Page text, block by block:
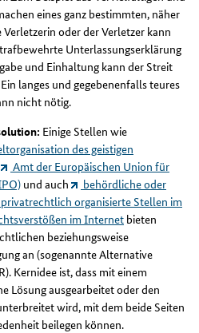
eines ganz bestimmten, näher
oder der Verletzer kann
Unterlassungserklärung
und Einhaltung kann der Streit
langes und gegebenenfalls teures
nicht nötig.
Einige Stellen wie
des geistigen
Amt der Europäischen Union für
und auch
behördliche oder
organisierte Stellen im
im Internet bieten
beziehungsweise
an (sogenannte Alternative
Kernidee ist, dass mit einem
Lösung ausgearbeitet oder den
wird, mit dem beide Seiten
beilegen können.